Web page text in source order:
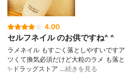
4.00
セルフネイル のお供ですね^ ^
ラメネイル もすごく落としやすいです
ツくて換気必須だけど大粒のラメ も落
✨ドラッグストア …続きを見る